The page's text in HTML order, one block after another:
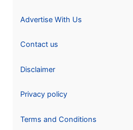
Advertise With Us
Contact us
Disclaimer
Privacy policy
Terms and Conditions